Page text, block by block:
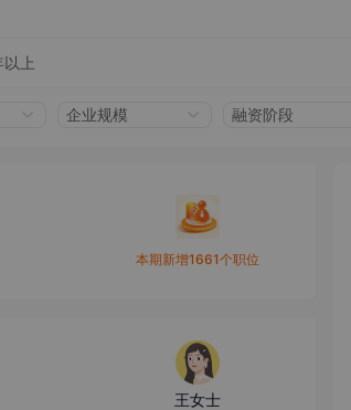
以上
企业规模 融资阶段
本期新增1661个职位
王女士